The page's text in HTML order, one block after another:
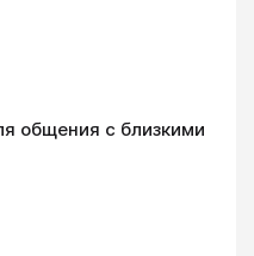
общения с близкими